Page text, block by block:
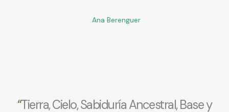
Ana Berenguer
“Tierra, Cielo, Sabiduría Ancestral, Base y